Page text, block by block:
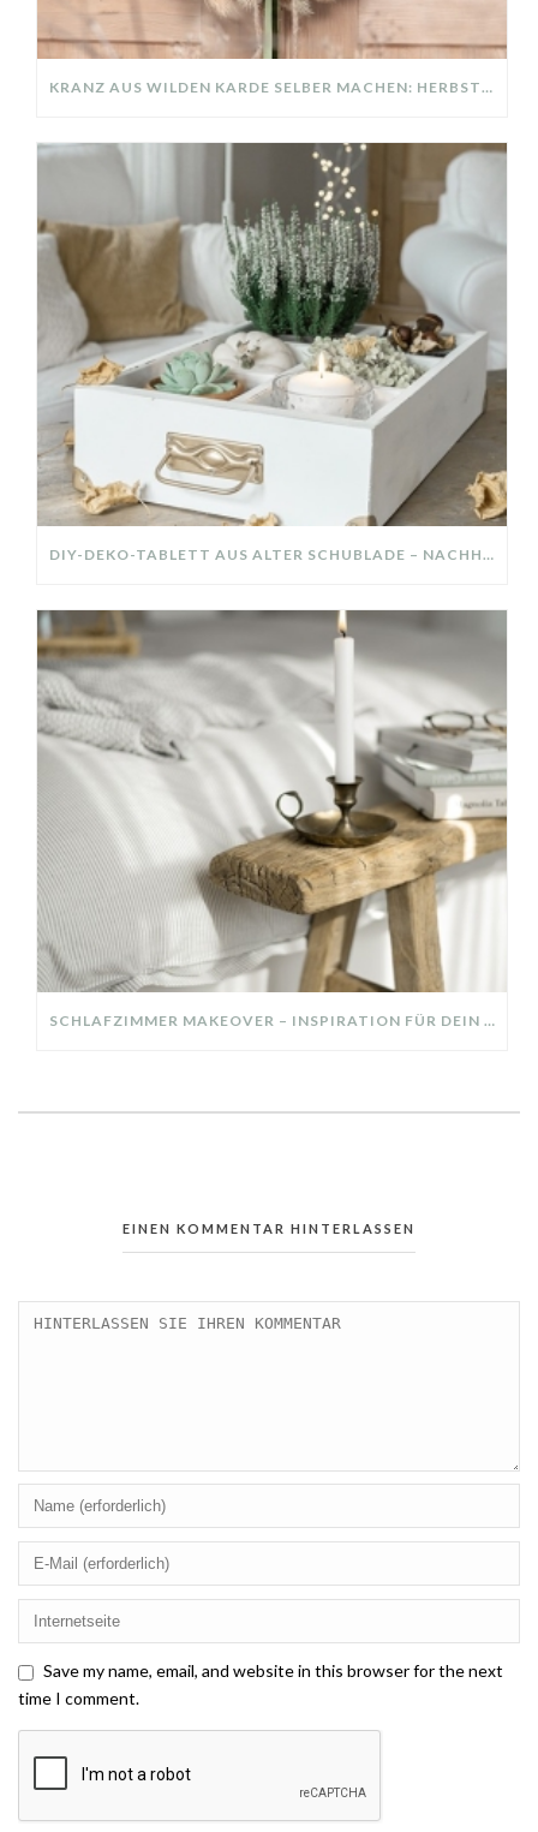
KRANZ AUS WILDEN KARDE SELBER MACHEN: HERBSTDEKO GANZ EINFACH
DIY-DEKO-TABLETT AUS ALTER SCHUBLADE – NACHHALTIGE HERBSTDEKO SELBER MACHEN!
SCHLAFZIMMER MAKEOVER – INSPIRATION FÜR DEIN SCHLAFZIMMER: AUS ALT MACH NEU – HELL, GEMÜTLICH UND EINLADEND
EINEN KOMMENTAR HINTERLASSEN
Save my name, email, and website in this browser for the next
time I comment.